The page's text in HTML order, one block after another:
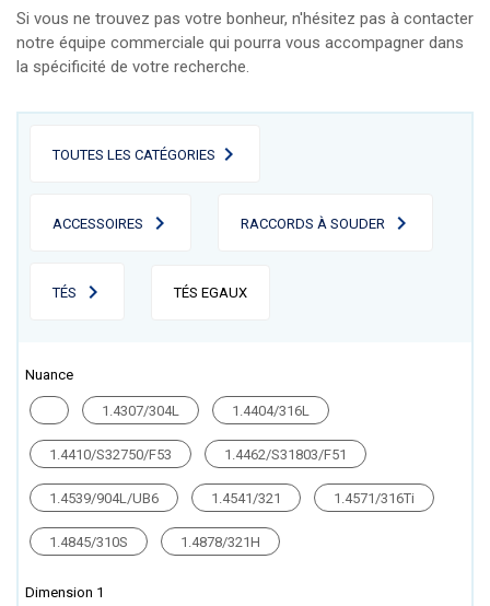
Si vous ne trouvez pas votre bonheur, n'hésitez pas à contacter
notre équipe commerciale qui pourra vous accompagner dans
la spécificité de votre recherche.
TOUTES LES CATÉGORIES
ACCESSOIRES RACCORDS À SOUDER
TÉS TÉS EGAUX
Nuance
1.4307/304L 1.4404/316L
1.4410/S32750/F53 1.4462/S31803/F51
1.4539/904L/UB6 1.4541/321 1.4571/316Ti
1.4845/310S 1.4878/321H
Dimension 1